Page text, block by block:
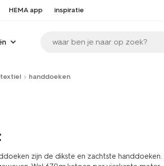
HEMA app inspiratie
waar ben je naar op zoek?
handdoeken
zijn de dikste en zachtste handdoeken.